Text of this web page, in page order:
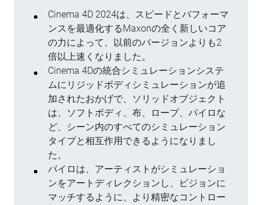
Cinema 4D 2024は、スピードとパフォーマ
ンスを最適化するMaxonの全く新しいコア
の力によって、以前のバージョンよりも2
倍以上速くなりました。
Cinema 4Dの統合シミュレーションシステ
ムにリジッドボディシミュレーションが追
加されたおかげで、ソリッドオブジェクト
は、ソフトボディ、布、ロープ、パイロな
ど、シーン内のすべてのシミュレーション
タイプと相互作用できるようになりまし
た。
パイロは、アーティストがシミュレーショ
ンをアートディレクションし、ビジョンに
マッチするように、より精密なコントロー